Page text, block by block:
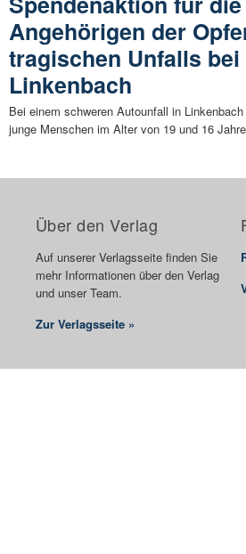
Angehörigen der
tragischen Unfalls bei
Linkenbach
Bei einem schweren Autounfall in
junge Menschen im Alter von 19 und 16
Über den Verlag
Auf unserer Verlagsseite finden Sie
mehr Informationen über den Verlag
und unser Team.
Zur Verlagsseite »